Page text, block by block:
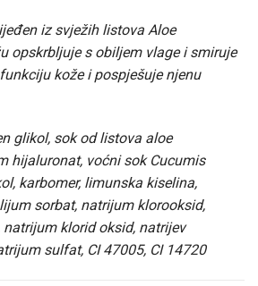
iz svježih listova Aloe
opskrbljuje s obiljem vlage i smiruje
kože i pospješuje njenu
glikol, sok od listova aloe
hijaluronat, voćni sok Cucumis
karbomer, limunska kiselina,
sorbat, natrijum klorooksid,
klorid oksid, natrijev
sulfat, CI 47005, CI 14720